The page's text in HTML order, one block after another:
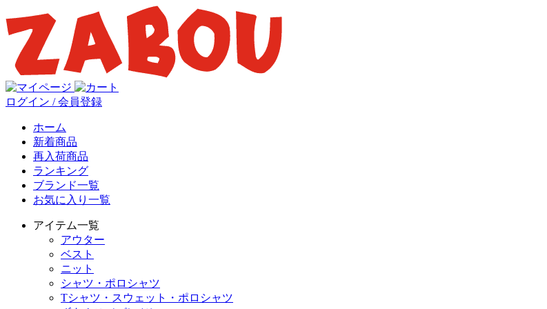
ログイン / 会員登録
ホーム
新着商品
再入荷商品
ランキング
ブランド一覧
お気に入り一覧
アイテム一覧
アウター
ベスト
ニット
シャツ・ポロシャツ
Tシャツ・スウェット・ポロシャツ